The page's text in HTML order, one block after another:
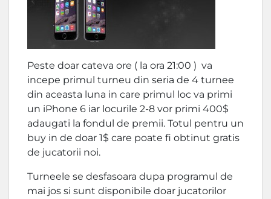
Peste doar cateva ore ( la ora 21:00 ) va
incepe primul turneu din seria de 4 turnee
din aceasta luna in care primul loc va primi
un iPhone 6 iar locurile 2-8 vor primi 400$
adaugati la fondul de premii. Totul pentru un
buy in de doar 1$ care poate fi obtinut gratis
de jucatorii noi.
Turneele se desfasoara dupa programul de
mai jos si sunt disponibile doar jucatorilor